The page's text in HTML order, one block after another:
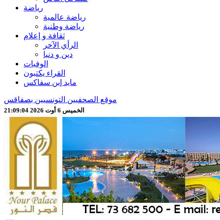
رياضة
رياضة عالمية
رياضة وطنية
ثقافة و إعلام
الرأي الآخر
دين و دنيا
الوفيات
القراء يكتبون
مايد إين سفاكس
موقع الصحفيين التونسيين بصفاقس
الخميس 6 أوت 2026 21:09:06